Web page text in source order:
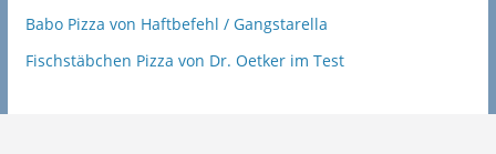
Babo Pizza von Haftbefehl / Gangstarella
Fischstäbchen Pizza von Dr. Oetker im Test